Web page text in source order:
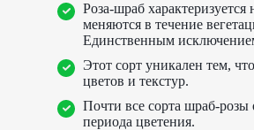
Роза-шраб
меняются в течение
Единственным
Этот сорт уникален тем,
цветов и текстур.
Почти все сорта шраб-розы
периода цветения.